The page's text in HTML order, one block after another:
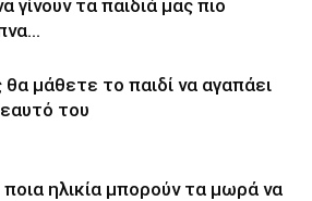
γίνουν τα παιδιά μας πιο
μάθετε το παιδί να αγαπάει
του
ηλικία μπορούν τα μωρά να